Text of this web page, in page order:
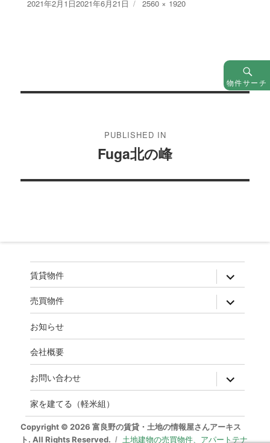
Posted
2021年2月1日2021年6月21日
Full
2560 × 1920
ゲ
ン
PUBLISHED IN
Fuga北の峰
物件サーチ
賃貸物件 expand
child
menu
売買物件 expand
child
menu
お知らせ
会社概要
お問い合わせ expand
child
menu
家を建てる（軽米組）
Copyright © 2026 富良野の賃貸・土地の情報屋さんアーキス
ト. All Rights Reserved.
土地建物の売買物件、アパートテナ